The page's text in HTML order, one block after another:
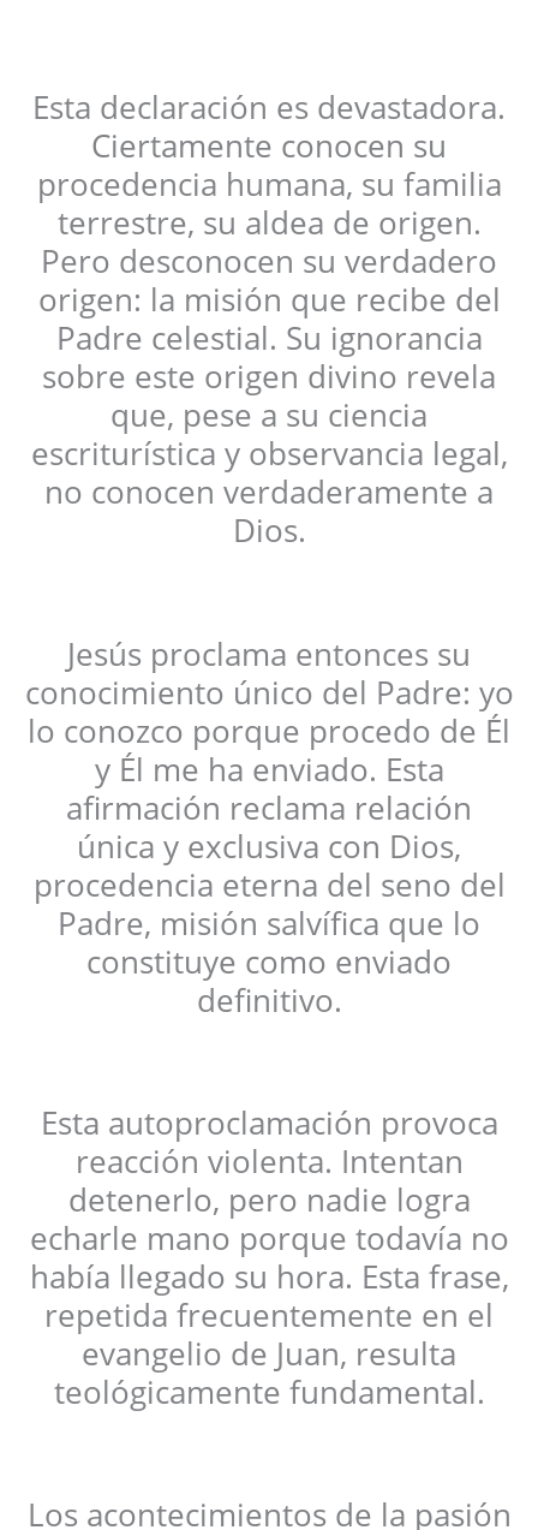
Esta declaración es devastadora.
Ciertamente conocen su
procedencia humana, su familia
terrestre, su aldea de origen.
Pero desconocen su verdadero
origen: la misión que recibe del
Padre celestial. Su ignorancia
sobre este origen divino revela
que, pese a su ciencia
escriturística y observancia legal,
no conocen verdaderamente a
Dios.
Jesús proclama entonces su
conocimiento único del Padre: yo
lo conozco porque procedo de Él
y Él me ha enviado. Esta
afirmación reclama relación
única y exclusiva con Dios,
procedencia eterna del seno del
Padre, misión salvífica que lo
constituye como enviado
definitivo.
Esta autoproclamación provoca
reacción violenta. Intentan
detenerlo, pero nadie logra
echarle mano porque todavía no
había llegado su hora. Esta frase,
repetida frecuentemente en el
evangelio de Juan, resulta
teológicamente fundamental.
Los acontecimientos de la pasión